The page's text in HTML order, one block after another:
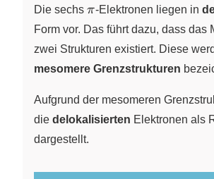
Die sechs \pi
π-Elektronen liegen in
Form vor. Das führt dazu, dass das
zwei Strukturen existiert. Diese
mesomere Grenzstrukturen
Aufgrund der mesomeren
die delokalisierten Elektronen als
dargestellt.